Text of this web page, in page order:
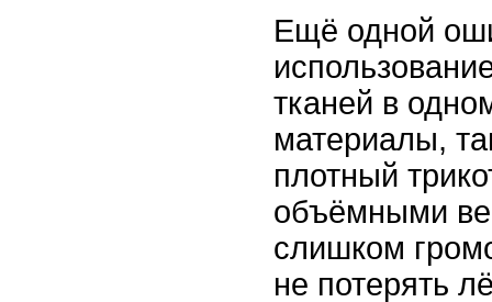
Ещё одной
тканей в
материалы,
плотный
объёмными
слишком
не потерять